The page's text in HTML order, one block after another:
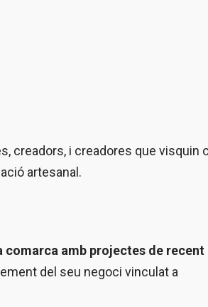
creadors, i creadores que visquin
artesanal.
comarca amb projectes de recent
del seu negoci vinculat a